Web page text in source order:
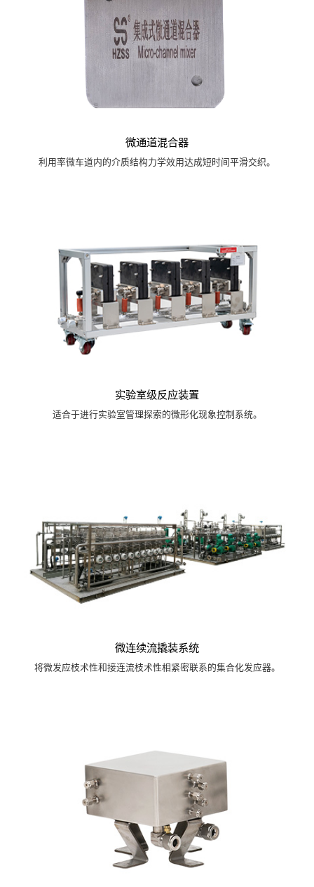
微通道混合器
利用率微车道内的介质结构力学效用达成短时间平滑交织。
实验室级反应装置
适合于进行实验室管理探索的微形化现象控制系统。
微连续流撬装系统
将微发应枝术性和接连流枝术性相紧密联系的集合化发应器。